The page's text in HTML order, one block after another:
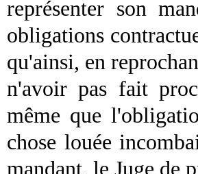
représenter son
obligations
qu'ainsi, en
n'avoir pas fait
même que
chose louée
mandant, le Juge